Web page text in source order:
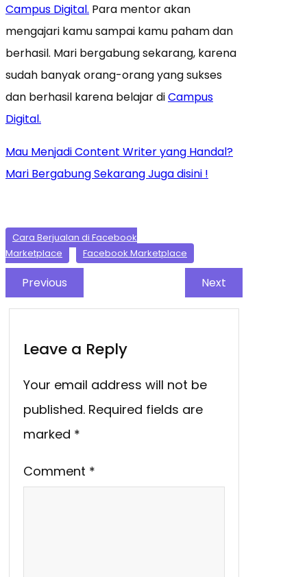
Campus Digital. Para mentor akan
mengajari kamu sampai kamu paham dan
berhasil. Mari bergabung sekarang, karena
sudah banyak orang-orang yang sukses
dan berhasil karena belajar diCampus
Digital.
Mau Menjadi Content Writer yang Handal?
Mari Bergabung Sekarang Juga disini !
Cara Berjualan di Facebook
Marketplace
Facebook Marketplace
Previous Next
Leave a Reply
Your email address will not be
published. Required fields are
marked *
Comment *